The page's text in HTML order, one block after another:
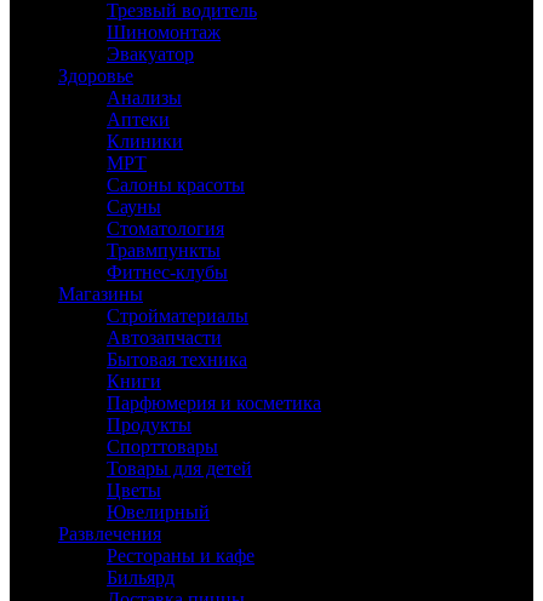
Трезвый водитель
Шиномонтаж
Эвакуатор
Здоровье
Анализы
Аптеки
Клиники
МРТ
Салоны красоты
Сауны
Стоматология
Травмпункты
Фитнес-клубы
Магазины
Стройматериалы
Автозапчасти
Бытовая техника
Книги
Парфюмерия и косметика
Продукты
Спорттовары
Товары для детей
Цветы
Ювелирный
Развлечения
Рестораны и кафе
Бильярд